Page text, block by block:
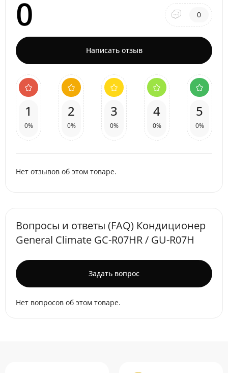
0 0
Написать отзыв
1
0%
2
0%
3
0%
4
0%
5
0%
Нет отзывов об этом товаре.
Вопросы и ответы (FAQ) Кондиционер
General Climate GC-R07HR / GU-R07H
Задать вопрос
Нет вопросов об этом товаре.